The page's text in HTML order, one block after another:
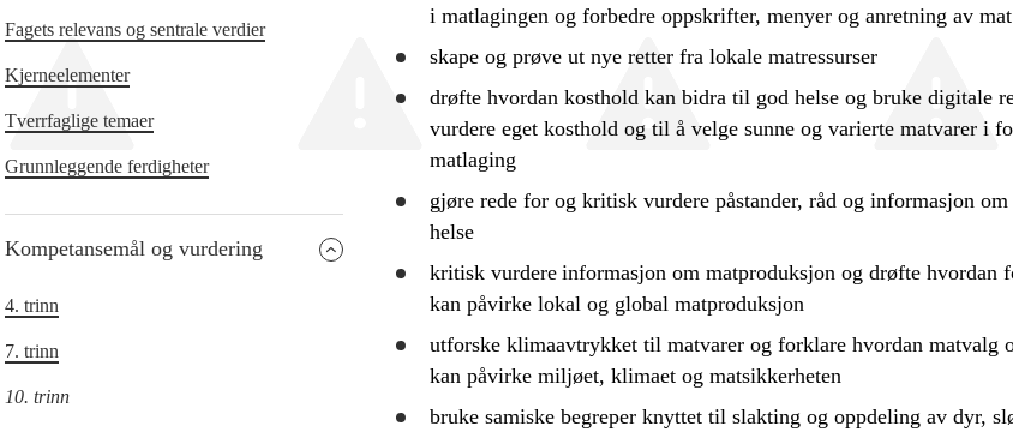
Fagets relevans og sentrale verdier
Kjerneelementer
Tverrfaglige temaer
Grunnleggende ferdigheter
Kompetansemål og vurdering
4. trinn
7. trinn
10. trinn
i matlagingen og forbedre oppskrifter, menyer og anretning av mat
skape og prøve ut nye retter fra lokale matressurser
drøftehvordan kosthold kan bidra til god helse og brukedigitale
vurdereeget kosthold og til å velge sunne og varierte matvarer i
matlaging
gjøre rede forog kritisk vurderepåstander, råd og informasjon
helse
kritisk vurdereinformasjon om matproduksjon og drøftehvordan
kan påvirke lokal og global matproduksjon
utforskeklimaavtrykket til matvarer og forklare hvordan matvalg
kan påvirke miljøet, klimaet og matsikkerheten
brukesamiske begreper knyttet til slakting og oppdeling av dyr,